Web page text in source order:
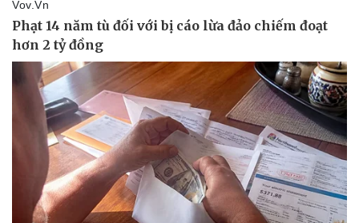
Doanh nghiệp
Công nghệ